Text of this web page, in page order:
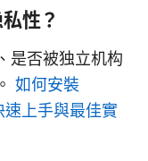
性？
是否被独立机构
如何安裝
上手與最佳實